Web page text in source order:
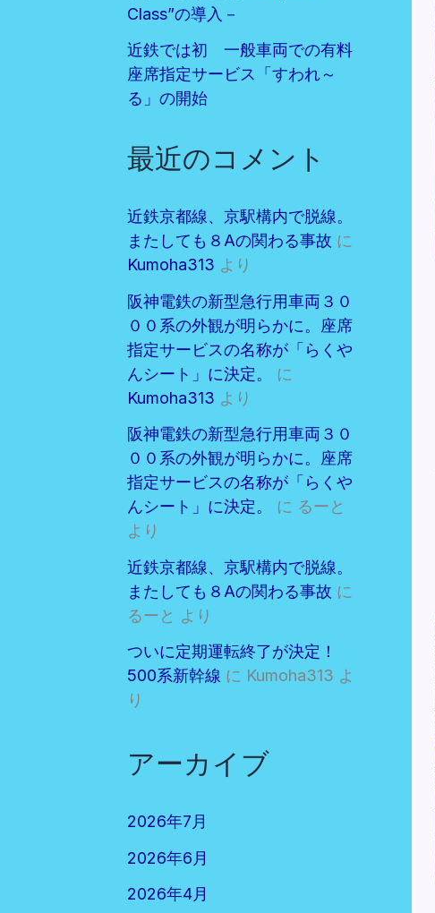
Class”の導入－
近鉄では初 一般車両での有料
座席指定サービス「すわれ～
る」の開始
最近のコメント
近鉄京都線、京駅構内で脱線。
またしても８Aの関わる事故 に
Kumoha313 より
阪神電鉄の新型急行用車両３０
００系の外観が明らかに。座席
指定サービスの名称が「らくや
んシート」に決定。
に
Kumoha313 より
阪神電鉄の新型急行用車両３０
００系の外観が明らかに。座席
指定サービスの名称が「らくや
んシート」に決定。
に るーと
より
近鉄京都線、京駅構内で脱線。
またしても８Aの関わる事故 に
るーと より
ついに定期運転終了が決定！
500系新幹線 に Kumoha313 よ
り
アーカイブ
2026年7月
2026年6月
2026年4月